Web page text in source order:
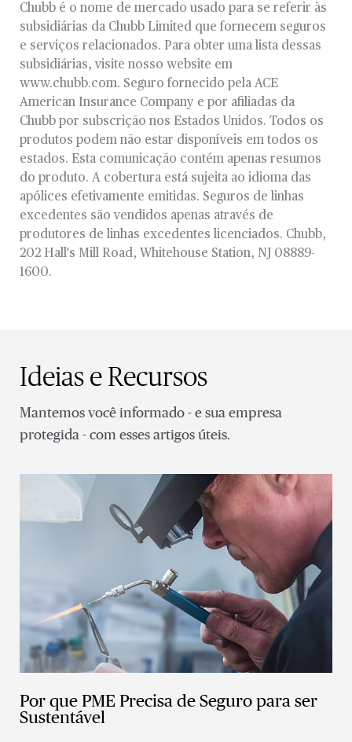
Chubb é o nome de mercado usado para se referir às
subsidiárias da Chubb Limited que fornecem seguros
e serviços relacionados. Para obter uma lista dessas
subsidiárias, visite nosso website em
www.chubb.com. Seguro fornecido pela ACE
American Insurance Company e por afiliadas da
Chubb por subscrição nos Estados Unidos. Todos os
produtos podem não estar disponíveis em todos os
estados. Esta comunicação contém apenas resumos
do produto. A cobertura está sujeita ao idioma das
apólices efetivamente emitidas. Seguros de linhas
excedentes são vendidos apenas através de
produtores de linhas excedentes licenciados. Chubb,
202 Hall's Mill Road, Whitehouse Station, NJ 08889-
1600.
Ideias e Recursos
Mantemos você informado - e sua empresa
protegida - com esses artigos úteis.
Por que PME Precisa de Seguro para ser
Sustentável